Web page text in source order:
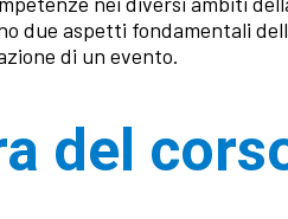
due aspetti fondamentali
di un evento.
del